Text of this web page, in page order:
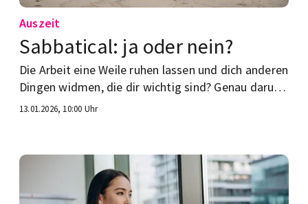
Auszeit
Sabbatical: ja oder nein?
Die Arbeit eine Weile ruhen lassen und dich anderen
Dingen widmen, die dir wichtig sind? Genau darum
geht’s beim Sabbatical – erfahre hier mehr.
13.01.2026, 10:00 Uhr